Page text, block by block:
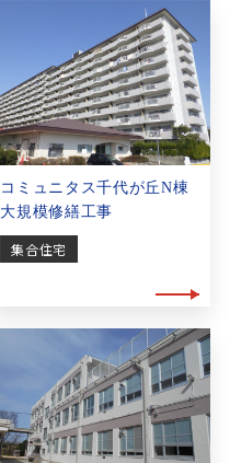
コミュニタス千代が丘N棟
大規模修繕工事
集合住宅